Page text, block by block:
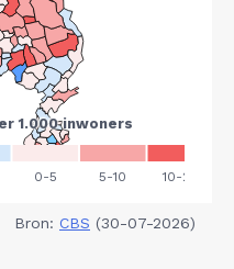
Bron: CBS (30-07-2026)